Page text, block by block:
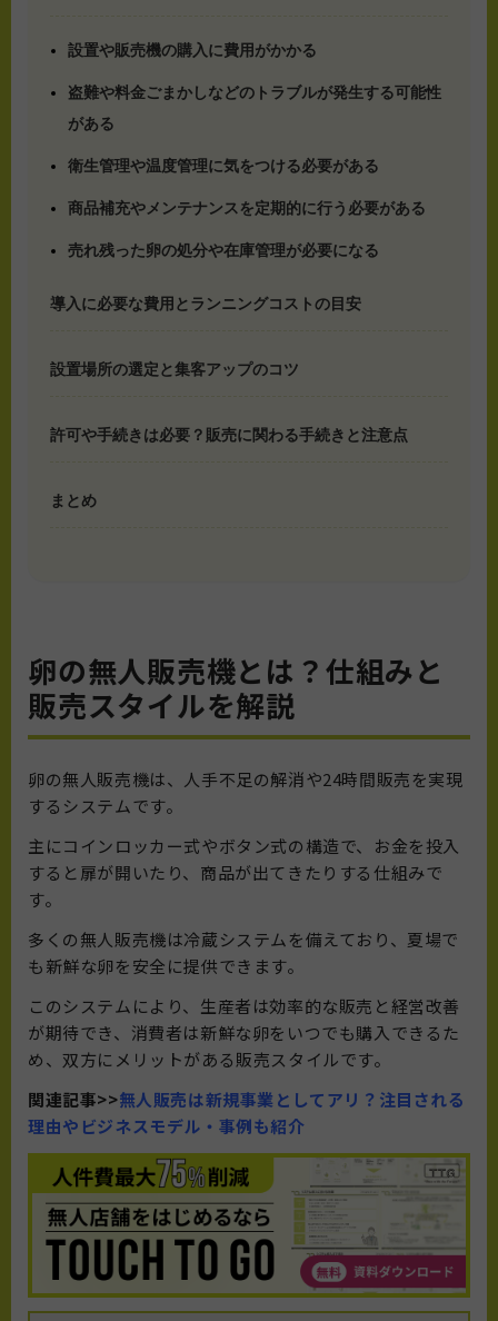
設置や販売機の購入に費用がかかる
盗難や料金ごまかしなどのトラブルが発生する可能性
がある
衛生管理や温度管理に気をつける必要がある
商品補充やメンテナンスを定期的に行う必要がある
売れ残った卵の処分や在庫管理が必要になる
導入に必要な費用とランニングコストの目安
設置場所の選定と集客アップのコツ
許可や手続きは必要？販売に関わる手続きと注意点
まとめ
卵の無人販売機とは？仕組みと
販売スタイルを解説
卵の無人販売機は、人手不足の解消や24時間販売を実現
するシステムです。
主にコインロッカー式やボタン式の構造で、お金を投入
すると扉が開いたり、商品が出てきたりする仕組みで
す。
多くの無人販売機は冷蔵システムを備えており、夏場で
も新鮮な卵を安全に提供できます。
このシステムにより、生産者は効率的な販売と経営改善
が期待でき、消費者は新鮮な卵をいつでも購入できるた
め、双方にメリットがある販売スタイルです。
関連記事>>無人販売は新規事業としてアリ？注目される
理由やビジネスモデル・事例も紹介